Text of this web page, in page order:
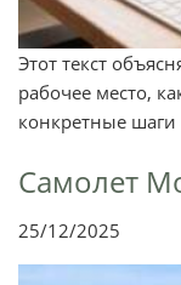
Этот текст
рабочее место,
конкретные шаги
Самолет
25/12/2025